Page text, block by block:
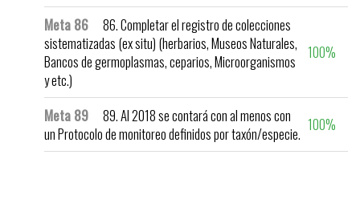
Meta 86
86. Completar el registro de colecciones
sistematizadas (ex situ) (herbarios, Museos Naturales,
Bancos de germoplasmas, ceparios, Microorganismos
y etc.)
100%
Meta 89
89. Al 2018 se contará con al menos con
un Protocolo de monitoreo definidos por taxón/especie. 100%